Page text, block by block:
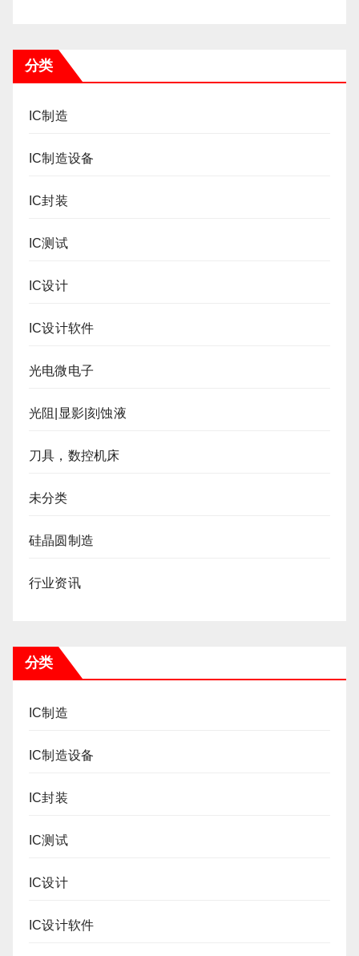
分类
IC制造
IC制造设备
IC封装
IC测试
IC设计
IC设计软件
光电微电子
光阻|显影|刻蚀液
刀具，数控机床
未分类
硅晶圆制造
行业资讯
分类
IC制造
IC制造设备
IC封装
IC测试
IC设计
IC设计软件